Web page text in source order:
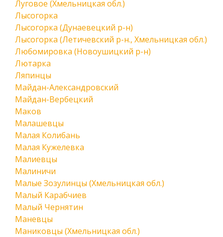
Луговое (Хмельницкая обл.)
Лысогорка
Лысогорка (Дунаевецкий р-н)
Лысогорка (Летичевский р-н., Хмельницкая обл.)
Любомировка (Новоушицкий р-н)
Лютарка
Ляпинцы
Майдан-Александровский
Майдан-Вербецкий
Маков
Малашевцы
Малая Колибань
Малая Кужелевка
Малиевцы
Малиничи
Малые Зозулинцы (Хмельницкая обл.)
Малый Карабчиев
Малый Чернятин
Маневцы
Маниковцы (Хмельницкая обл.)